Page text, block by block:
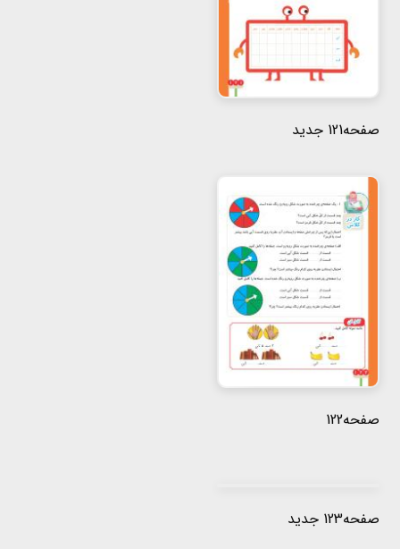
صفحه121 جدید
صفحه122
صفحه123 جدید